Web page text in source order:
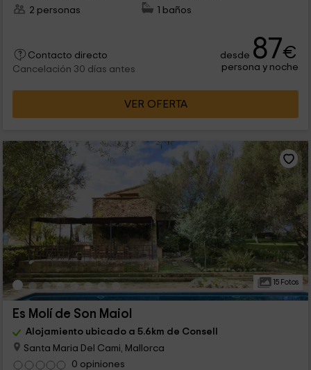
2 personas
1 baños
Contacto directo
Cancelación 30 días antes
desde 87€
persona y noche
VER OFERTA
15 Fotos
Es Molí de Son Maiol
Alojamiento ubicado a 5.6km de Consell
Santa Maria Del Cami, Mallorca
0 opiniones